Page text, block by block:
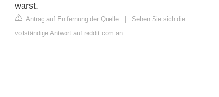
warst.
Antrag auf Entfernung der Quelle
Sehen Sie sich die
vollständige Antwort auf reddit.com an